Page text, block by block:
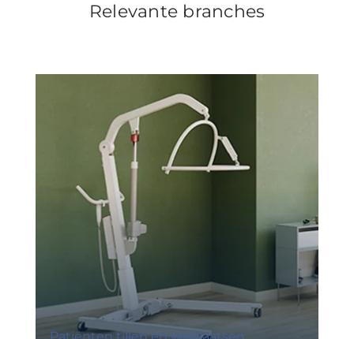
Relevante branches